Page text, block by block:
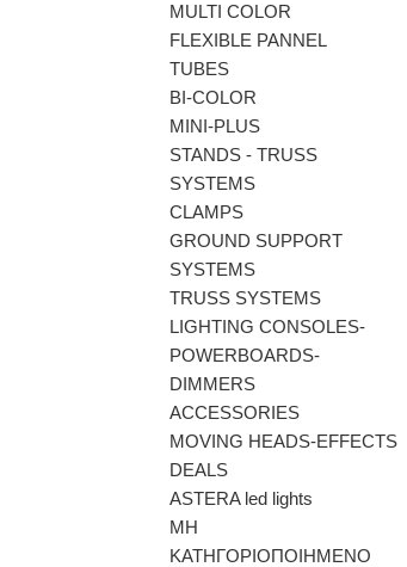
MULTI COLOR
FLEXIBLE PANNEL
TUBES
BI-COLΟR
MINI-PLUS
STANDS - TRUSS
SYSTEMS
CLAMPS
GROUND SUPPORT
SYSTEMS
TRUSS SYSTEMS
LIGHTING CONSOLES-
POWERBOARDS-
DIMMERS
ACCESSORIES
MOVING HEADS-EFFECTS
DEALS
ASTERA led lights
ΜΗ
ΚΑΤΗΓΟΡΙΟΠΟΙΗΜΕΝΟ